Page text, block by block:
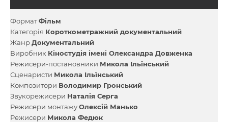
ФорматФільм
Категорія Короткометражний документальний
ЖанрДокументальний
Виробник Кіностудія імені Олександра Довженка
Режисери-постановники Микола Ільїнський
Сценаристи Микола Ільїнський
Композитори Володимир Гронський
Звукорежисери Наталія Серга
Режисери монтажуОлексій Манько
Режисери Микола Федюк